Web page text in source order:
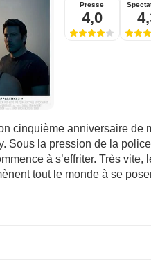
Presse
4,0
cinquième anniversaire
Sous la pression de la
à s’effriter. Très
tout le monde à se